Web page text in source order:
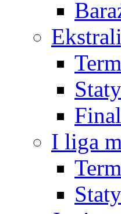
I liga